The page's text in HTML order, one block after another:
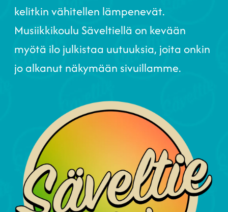
kelitkin vähitellen lämpenevät.
Musiikkikoulu Säveltiellä on kevään
myötä ilo julkistaa uutuuksia, joita onkin
jo alkanut näkymään sivuillamme.